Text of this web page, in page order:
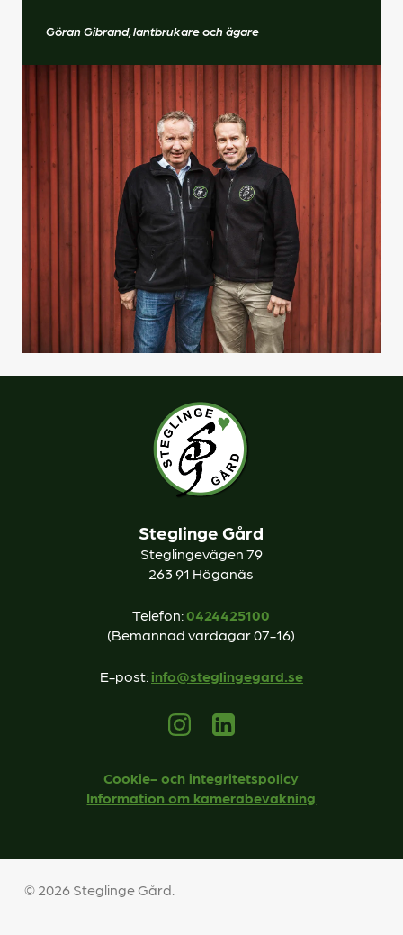
Göran Gibrand, lantbrukare och ägare
Steglinge Gård
Steglingevägen 79
263 91 Höganäs
Telefon:0424425100
(Bemannad vardagar 07-16)
E-post:info@steglingegard.se
Cookie- och integritetspolicy
Information om kamerabevakning
© 2026 Steglinge Gård.